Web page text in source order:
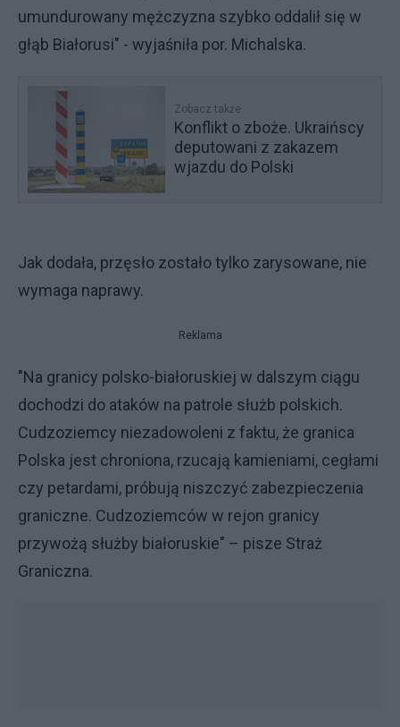
umundurowany mężczyzna szybko oddalił się w
głąb Białorusi" - wyjaśniła por. Michalska.
Zobacz także
Konflikt o zboże. Ukraińscy
deputowani z zakazem
wjazdu do Polski
Jak dodała, przęsło zostało tylko zarysowane, nie
wymaga naprawy.
Reklama
"Na granicy polsko-białoruskiej w dalszym ciągu
dochodzi do ataków na patrole służb polskich.
Cudzoziemcy niezadowoleni z faktu, że granica
Polska jest chroniona, rzucają kamieniami, cegłami
czy petardami, próbują niszczyć zabezpieczenia
graniczne. Cudzoziemców w rejon granicy
przywożą służby białoruskie" – pisze Straż
Graniczna.